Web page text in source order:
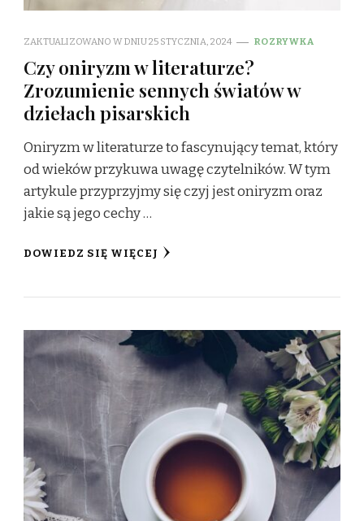
ZAKTUALIZOWANO W DNIU25 STYCZNIA, 2024 ROZRYWKA
Czy oniryzm w literaturze?
Zrozumienie sennych światów w
dziełach pisarskich
Oniryzm w literaturze to fascynujący temat, który
od wieków przykuwa uwagę czytelników. W tym
artykule przyprzyjmy się czyj jest oniryzm oraz
jakie są jego cechy …
DOWIEDZ SIĘ WIĘCEJ